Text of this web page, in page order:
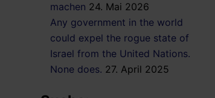
machen 24. Mai 2026
Any government in the world
could expel the rogue state of
Israel from the United Nations.
None does. 27. April 2025